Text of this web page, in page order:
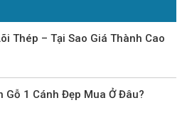
Thép – Tại Sao Giá Thành Cao
Gỗ 1 Cánh Đẹp Mua Ở Đâu?